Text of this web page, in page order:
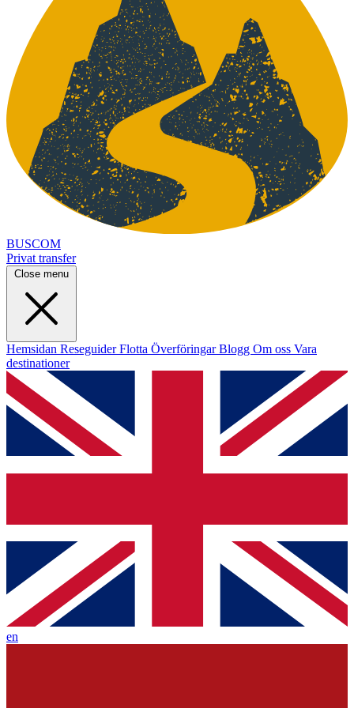
BUSCOM
Privat transfer
Close menu
Hemsidan ReseguiderFlotta ÖverföringarBlogg Om oss Vara
destinationer
en